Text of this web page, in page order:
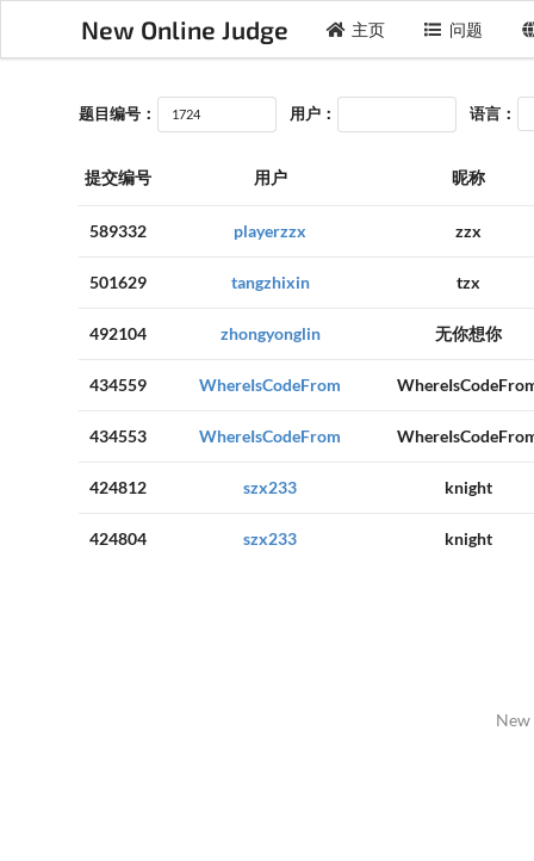
New Online Judge 主页 问题
题目编号： 用户： 语言：
提交编号 用户 昵称
589332 playerzzx zzx
501629 tangzhixin tzx
492104 zhongyonglin 无你想你
434559 WhereIsCodeFrom
434553 WhereIsCodeFrom
424812 szx233 knight
424804 szx233 knight